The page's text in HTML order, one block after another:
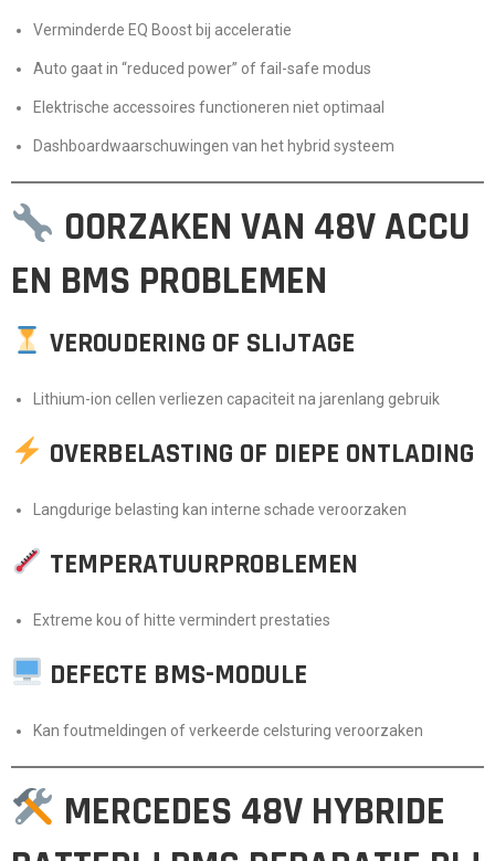
Verminderde EQ Boost bij acceleratie
Auto gaat in “reduced power” of fail-safe modus
Elektrische accessoires functioneren niet optimaal
Dashboardwaarschuwingen van het hybrid systeem
OORZAKEN VAN 48V ACCU
EN BMS PROBLEMEN
VEROUDERING OF SLIJTAGE
Lithium-ion cellen verliezen capaciteit na jarenlang gebruik
OVERBELASTING OF DIEPE ONTLADING
Langdurige belasting kan interne schade veroorzaken
TEMPERATUURPROBLEMEN
Extreme kou of hitte vermindert prestaties
DEFECTE BMS-MODULE
Kan foutmeldingen of verkeerde celsturing veroorzaken
MERCEDES 48V HYBRIDE